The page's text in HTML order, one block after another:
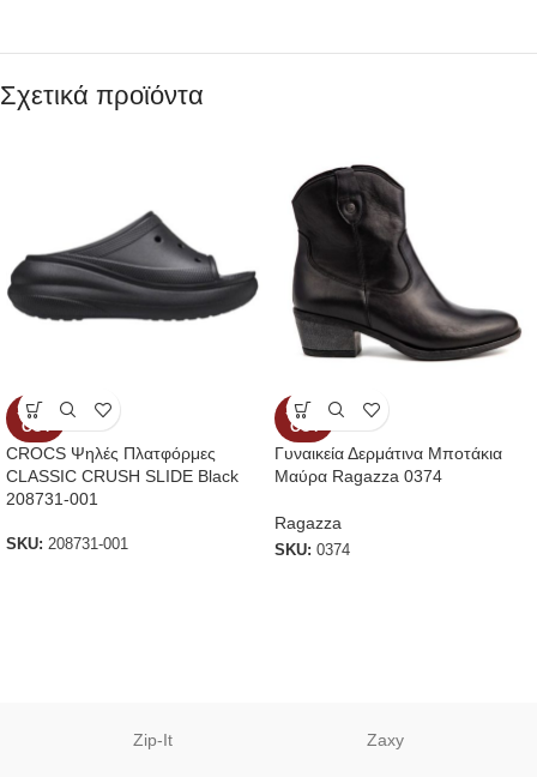
Σχετικά προϊόντα
SOLD
OUT
CROCS Ψηλές Πλατφόρμες
CLASSIC CRUSH SLIDE Black
208731-001
SKU: 208731-001
SOLD
OUT
Γυναικεία Δερμάτινα Μποτάκια
Μαύρα Ragazza 0374
Ragazza
SKU: 0374
Zip-It Zaxy